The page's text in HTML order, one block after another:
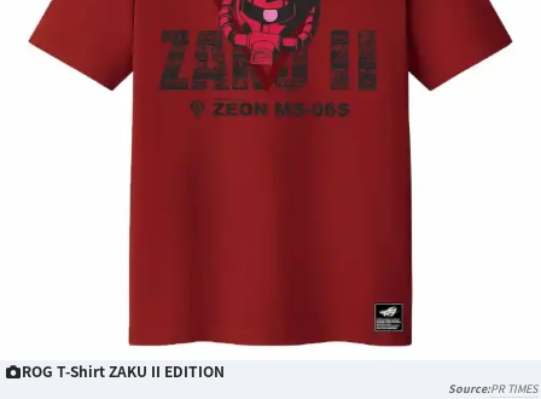
ROG T-Shirt ZAKU II EDITION
PR TIMES